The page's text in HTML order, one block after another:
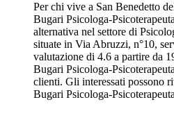
Per chi vive a San Benedetto
Bugari Psicologa-
alternativa nel settore di
situate in Via Abruzzi, n°10,
valutazione di 4.6 a partire da
Bugari Psicologa-
clienti. Gli interessati possono
Bugari Psicologa-